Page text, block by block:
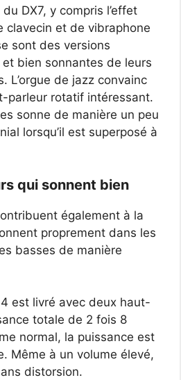
DX7, y compris l’effet
clavecin et de vibraphone
sont des versions
bien sonnantes de leurs
L’orgue de jazz convainc
parleur rotatif intéressant.
sonne de manière un peu
lorsqu’il est superposé à
qui sonnent bien
également à la
proprement dans les
basses de manière
est livré avec deux haut-
totale de 2 fois 8
normal, la puissance est
Même à un volume élevé,
distorsion.